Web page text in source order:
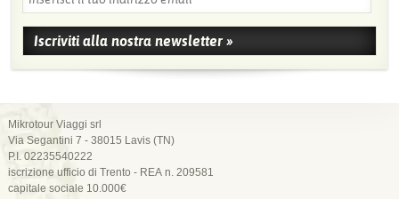
Mikrotour Viaggi srl
Via Segantini 7 - 38015 Lavis (TN)
P.I. 02235540222
iscrizione ufficio di Trento - REA n. 209581
capitale sociale 10.000€